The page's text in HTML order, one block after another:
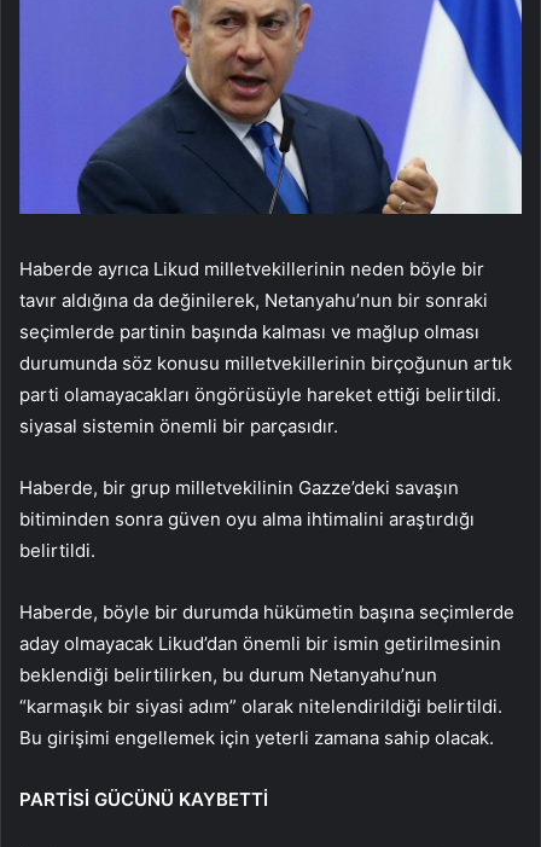
Haberde ayrıca Likud milletvekillerinin neden böyle bir
tavır aldığına da değinilerek, Netanyahu’nun bir sonraki
seçimlerde partinin başında kalması ve mağlup olması
durumunda söz konusu milletvekillerinin birçoğunun artık
parti olamayacakları öngörüsüyle hareket ettiği belirtildi.
siyasal sistemin önemli bir parçasıdır.
Haberde, bir grup milletvekilinin Gazze’deki savaşın
bitiminden sonra güven oyu alma ihtimalini araştırdığı
belirtildi.
Haberde, böyle bir durumda hükümetin başına seçimlerde
aday olmayacak Likud’dan önemli bir ismin getirilmesinin
beklendiği belirtilirken, bu durum Netanyahu’nun
“karmaşık bir siyasi adım” olarak nitelendirildiği belirtildi.
Bu girişimi engellemek için yeterli zamana sahip olacak.
PARTİSİ GÜCÜNÜ KAYBETTİ